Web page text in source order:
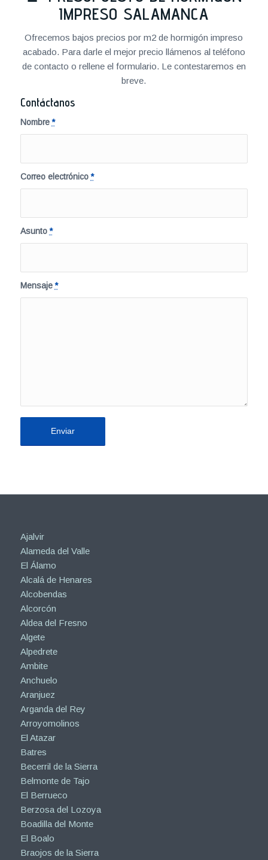
IMPRESO SALAMANCA
Ofrecemos bajos precios por m2 de hormigón impreso
acabado. Para darle el mejor precio llámenos al teléfono
de contacto o rellene el formulario. Le contestaremos en
breve.
Contáctanos
Nombre*
Correo electrónico*
Asunto*
Mensaje*
Ajalvir
Alameda del Valle
El Álamo
Alcalá de Henares
Alcobendas
Alcorcón
Aldea del Fresno
Algete
Alpedrete
Ambite
Anchuelo
Aranjuez
Arganda del Rey
Arroyomolinos
El Atazar
Batres
Becerril de la Sierra
Belmonte de Tajo
El Berrueco
Berzosa del Lozoya
Boadilla del Monte
El Boalo
Braojos de la Sierra